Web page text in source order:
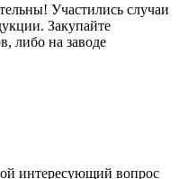
Участились случаи
Закупайте
либо на заводе
интересующий вопрос